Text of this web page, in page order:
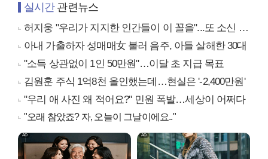
실시간관련뉴스
허지웅 "우리가 지지한 인간들이 이 꼴을"...또 소신 발언
아내 가출하자 성매매女 불러 음주, 아들 살해한 30대
"소득 상관없이 1인 50만원"…이달 초 지급 목표
김원훈 주식 1억8천 올인했는데…현실은 '-2,400만원'
"우리 애 사진 왜 적어요?" 민원 폭발…세상이 어쩌다
"오래 참았죠? 자, 오늘이 그날이에요.."